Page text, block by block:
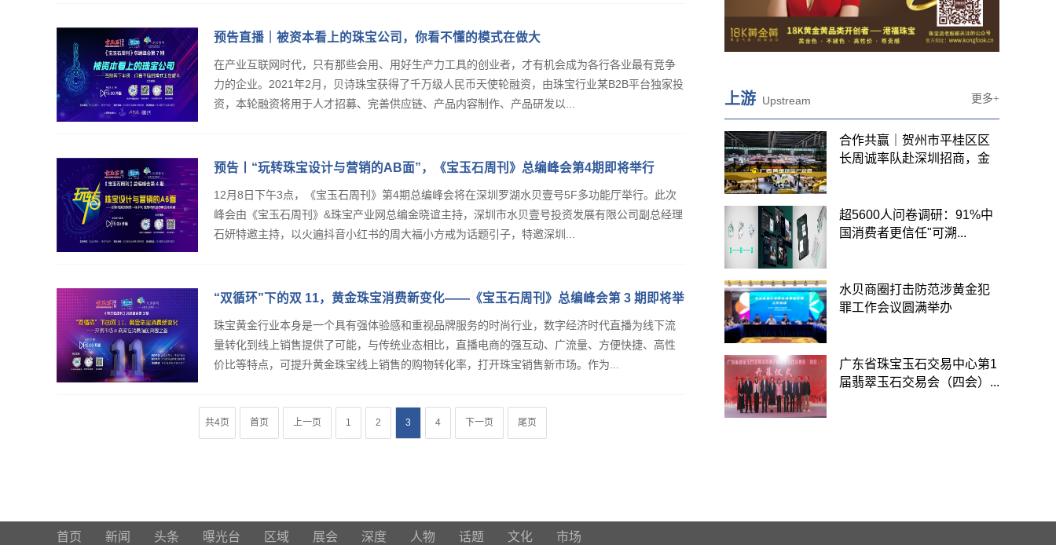
预告直播｜被资本看上的珠宝公司，你看不懂的模式在做大
在产业互联网时代，只有那些会用、用好生产力工具的创业者，才有机会成为各行各业最有竞争
力的企业。2021年2月，贝诗珠宝获得了千万级人民币天使轮融资，由珠宝行业某B2B平台独家投
资，本轮融资将用于人才招募、完善供应链、产品内容制作、产品研发以...
预告丨“玩转珠宝设计与营销的AB面”，《宝玉石周刊》总编峰会第4期即将举行
12月8日下午3点，《宝玉石周刊》第4期总编峰会将在深圳罗湖水贝壹号5F多功能厅举行。此次
峰会由《宝玉石周刊》&珠宝产业网总编金晓谊主持，深圳市水贝壹号投资发展有限公司副总经理
石妍特邀主持，以火遍抖音小红书的周大福小方戒为话题引子，特邀深圳...
“双循环”下的双 11，黄金珠宝消费新变化——《宝玉石周刊》总编峰会第 3 期即将举
行
珠宝黄金行业本身是一个具有强体验感和重视品牌服务的时尚行业，数字经济时代直播为线下流
量转化到线上销售提供了可能，与传统业态相比，直播电商的强互动、广流量、方便快捷、高性
价比等特点，可提升黄金珠宝线上销售的购物转化率，打开珠宝销售新市场。作为...
共4页 首页 上一页 1 2 3 4 下一页 尾页
上游 Upstream 更多+
合作共赢｜贺州市平桂区区
长周诚率队赴深圳招商，金
超5600人问卷调研：91%中
国消费者更信任"可溯...
水贝商圈打击防范涉黄金犯
罪工作会议圆满举办
广东省珠宝玉石交易中心第1
届翡翠玉石交易会（四会）...
首页 新闻 头条 曝光台 区域 展会 深度 人物 话题 文化 市场